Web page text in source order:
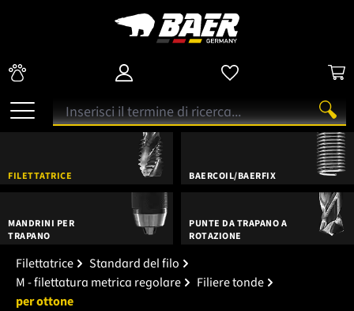
FILETTATRICE BAERCOIL/BAERFIX
MANDRINI PER
TRAPANO
PUNTE DA TRAPANO A
ROTAZIONE
Filettatrice
Standard del filo
M - filettatura metrica regolare
Filiere tonde
per ottone